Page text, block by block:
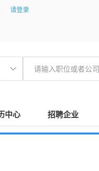
请登录
中心 招聘企业